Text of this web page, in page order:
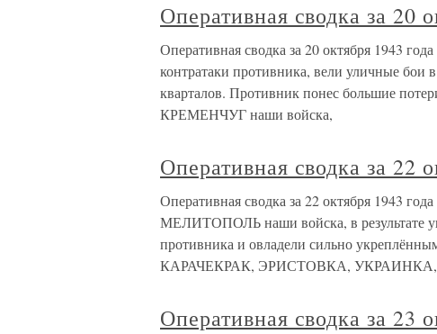
Оперативная сводка за 20
Оперативная сводка за 20 октября 1943
контратаки противника, вели уличные
кварталов. Противник понес большие
КРЕМЕНЧУГ наши войска,
Оперативная сводка за 22
Оперативная сводка за 22 октября 1943
МЕЛИТОПОЛЬ наши войска, в результате
противника и овладели сильно
КАРАЧЕКРАК, ЭРИСТОВКА, УКРАИНКА,
Оперативная сводка за 23